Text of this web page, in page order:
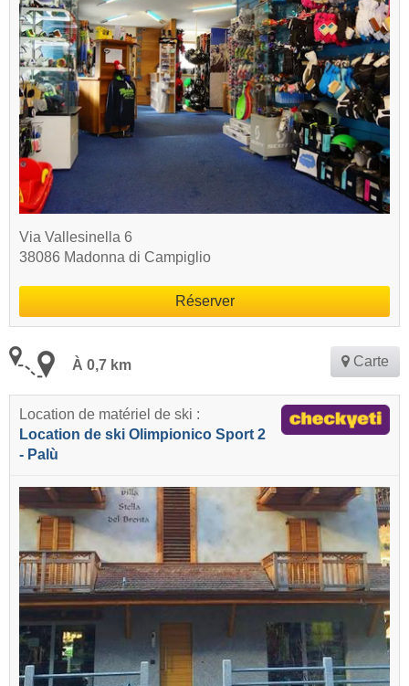
Via Vallesinella 6
38086 Madonna di Campiglio
Réserver
À 0,7 km Carte
Location de matériel de ski :
Location de ski Olimpionico Sport 2
- Palù